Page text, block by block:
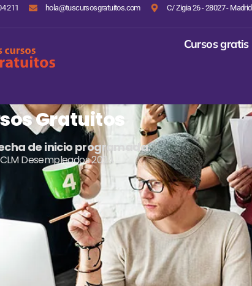
211 hola@tuscursosgratuitos.com C/ Zigia 26 - 28027 - Madrid
Cursos gratis
Gratuitos
de inicio programada.
CLM Desempleados 2024